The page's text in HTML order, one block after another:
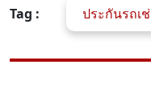
Tag : ประกันรถเ